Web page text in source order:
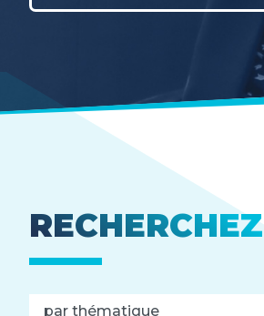
RECHERCHEZ